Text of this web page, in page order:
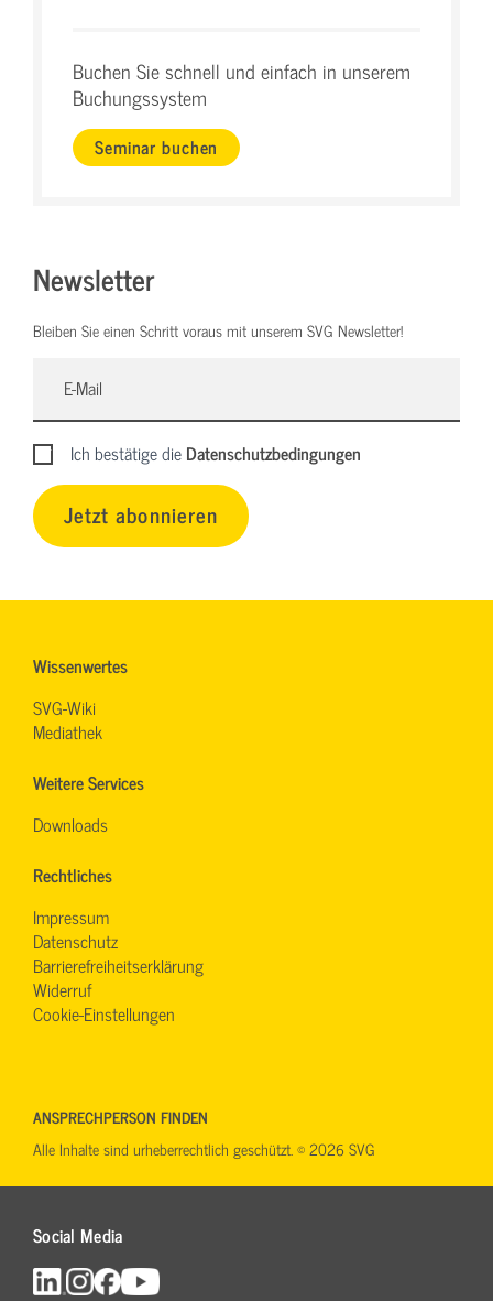
Buchen Sie schnell und einfach in unserem
Buchungssystem
Seminar buchen
Newsletter
Bleiben Sie einen Schritt voraus mit unserem SVG Newsletter!
Ich bestätige dieDatenschutzbedingungen
Jetzt abonnieren
Wissenwertes
SVG-Wiki
Mediathek
Weitere Services
Downloads
Rechtliches
Impressum
Datenschutz
Barrierefreiheitserklärung
Widerruf
Cookie-Einstellungen
Social Media
ANSPRECHPERSON FINDEN
Alle Inhalte sind urheberrechtlich geschützt. © 2026 SVG